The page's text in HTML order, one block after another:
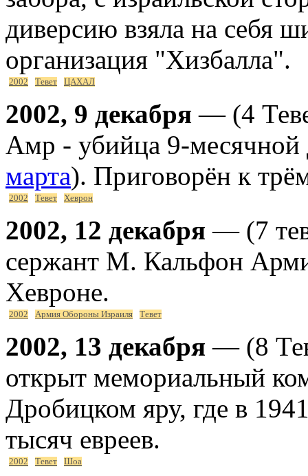
диверсию взяла на себя
организация "Хизбалла".
2002 Тевет ЦАХАЛ
2002, 9 декабря — (4
Амр - убийца 9-
марта). Приговорён к
2002 Тевет Хеврон
2002, 12 декабря — (7
сержант М. Кальфон
Хевроне.
2002 Армия Обороны Израиля Тевет
2002, 13 декабря — (8
открыт мемориальный
Дробицком яру, где в
тысяч евреев.
2002 Тевет Шоа